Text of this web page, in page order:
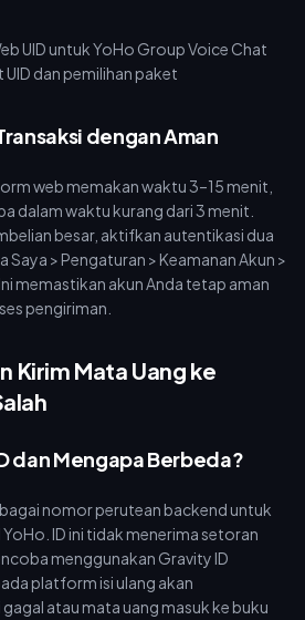
dengan Aman
web memakan waktu 3–15 menit,
dalam waktu kurang dari 3 menit.
besar, aktifkan autentikasi dua
> Pengaturan > Keamanan Akun >
memastikan akun Anda tetap aman
pengiriman.
Kirim Mata Uang ke
dan Mengapa Berbeda?
nomor perutean backend untuk
ID ini tidak menerima setoran
menggunakan Gravity ID
platform isi ulang akan
atau mata uang masuk ke buku